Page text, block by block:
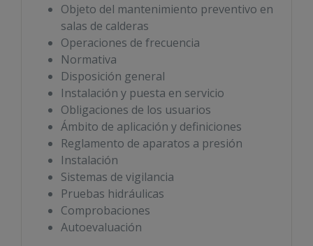
Objeto del mantenimiento preventivo en
salas de calderas
Operaciones de frecuencia
Normativa
Disposición general
Instalación y puesta en servicio
Obligaciones de los usuarios
Ámbito de aplicación y definiciones
Reglamento de aparatos a presión
Instalación
Sistemas de vigilancia
Pruebas hidráulicas
Comprobaciones
Autoevaluación